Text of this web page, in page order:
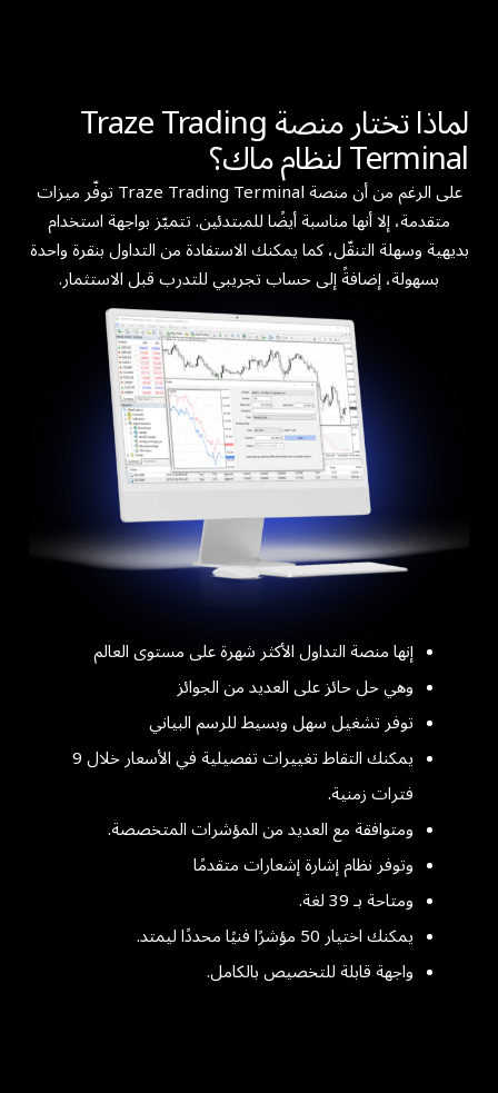
لماذا تختار منصة Traze Trading
Terminal لنظام ماك؟
على الرغم من أن منصة Traze Trading Terminal توفّر ميزات
متقدمة، إلا أنها مناسبة أيضًا للمبتدئين. تتميّز بواجهة استخدام
بديهية وسهلة التنقّل، كما يمكنك الاستفادة من التداول بنقرة واحدة
بسهولة، إضافةً إلى حساب تجريبي للتدرب قبل الاستثمار.
إنها منصة التداول الأكثر شهرة على مستوى العالم
وهي حل حائز على العديد من الجوائز
توفر تشغيل سهل وبسيط للرسم البياني
يمكنك التقاط تغييرات تفصيلية في الأسعار خلال 9
فترات زمنية.
ومتوافقة مع العديد من المؤشرات المتخصصة.
وتوفر نظام إشارة إشعارات متقدمًا
ومتاحة بـ 39 لغة.
يمكنك اختيار 50 مؤشرًا فنيًا محددًا ليمتد.
واجهة قابلة للتخصيص بالكامل.